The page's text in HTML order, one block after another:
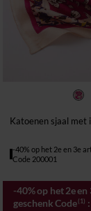
TU
-40% op het 2e en 3e
Code 200001
-40% op het 2e
geschenk Code(1) :